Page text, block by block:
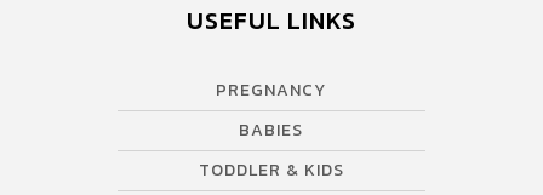
USEFUL LINKS
PREGNANCY
BABIES
TODDLER & KIDS